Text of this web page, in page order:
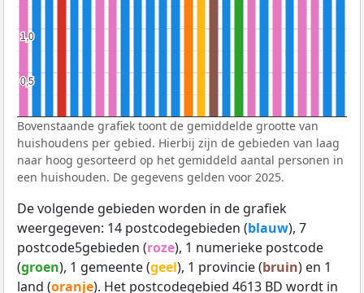
0,5
0,5
1,0
1,0
Bovenstaande grafiek toont de gemiddelde grootte van
huishoudens per gebied. Hierbij zijn de gebieden van laag
naar hoog gesorteerd op het gemiddeld aantal personen in
een huishouden. De gegevens gelden voor 2025.
De volgende gebieden worden in de grafiek
weergegeven: 14 postcodegebieden (blauw), 7
postcode5gebieden (roze), 1 numerieke postcode
(groen), 1 gemeente (geel), 1 provincie (bruin) en 1
land (oranje). Het postcodegebied 4613 BD wordt in